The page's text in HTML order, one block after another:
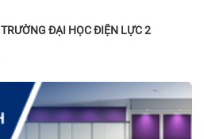
TRƯỜNG ĐẠI HỌC ĐIỆN LỰC 2